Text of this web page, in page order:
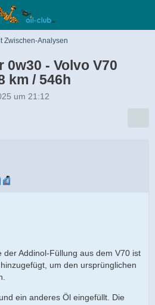
Zwischen-Analysen
- Volvo V70
km / 546h
um 21:12
der Addinol-Füllung aus dem V70 ist
um den ursprünglichen
ein anderes Öl eingefüllt. Die